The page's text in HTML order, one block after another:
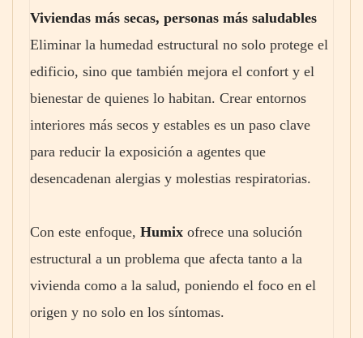
Viviendas más secas, personas más saludables
Eliminar la humedad estructural no solo protege el
edificio, sino que también mejora el confort y el
bienestar de quienes lo habitan. Crear entornos
interiores más secos y estables es un paso clave
para reducir la exposición a agentes que
desencadenan alergias y molestias respiratorias.
Con este enfoque, Humix ofrece una solución
estructural a un problema que afecta tanto a la
vivienda como a la salud, poniendo el foco en el
origen y no solo en los síntomas.